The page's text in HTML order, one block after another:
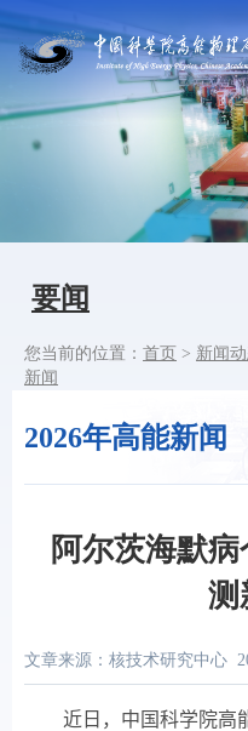
要闻
2026年高能新闻
您当前的位置： 首页 > 新闻
新闻
阿尔茨海默
测
文章来源：核技术研究中心
近日，中国科学院高